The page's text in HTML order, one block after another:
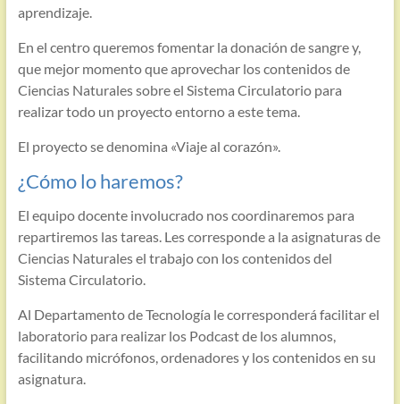
aprendizaje.
En el centro queremos fomentar la donación de sangre y,
que mejor momento que aprovechar los contenidos de
Ciencias Naturales sobre el Sistema Circulatorio para
realizar todo un proyecto entorno a este tema.
El proyecto se denomina «Viaje al corazón».
¿Cómo lo haremos?
El equipo docente involucrado nos coordinaremos para
repartiremos las tareas. Les corresponde a la asignaturas de
Ciencias Naturales el trabajo con los contenidos del
Sistema Circulatorio.
Al Departamento de Tecnología le corresponderá facilitar el
laboratorio para realizar los Podcast de los alumnos,
facilitando micrófonos, ordenadores y los contenidos en su
asignatura.